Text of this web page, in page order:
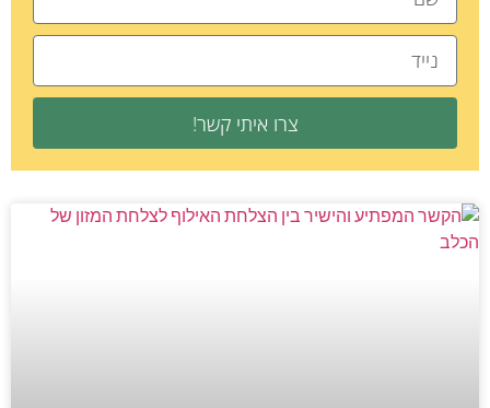
צרו איתי קשר!